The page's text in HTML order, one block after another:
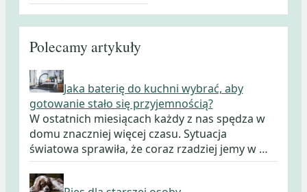
Polecamy artykuły
Jaka baterię do kuchni wybrać, aby
gotowanie stało się przyjemnością?
W ostatnich miesiącach każdy z nas spędza w
domu znaczniej więcej czasu. Sytuacja
światowa sprawiła, że coraz rzadziej jemy w …